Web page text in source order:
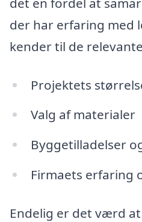
der har erfaring med
kender til de
Projektets
Valg af materialer
Byggetilladelser
Firmaets erfaring
Endelig er det værd